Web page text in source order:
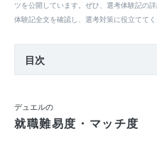
ツを公開しています。ぜひ、選考体験記の
体験記全文を確認し、選考対策に役立ててく
目次
デュエルの
就職難易度・マッチ度